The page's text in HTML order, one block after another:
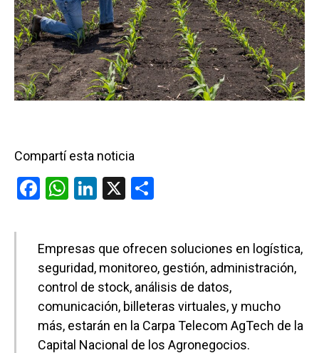
Compartí esta noticia
F
b
o
o
k
W
s
A
p
p
Li
dI
n
X
p
ar
tir
Empresas que ofrecen soluciones en logística,
seguridad, monitoreo, gestión, administración,
control de stock, análisis de datos,
comunicación, billeteras virtuales, y mucho
más, estarán en la Carpa Telecom AgTech de la
Capital Nacional de los Agronegocios.